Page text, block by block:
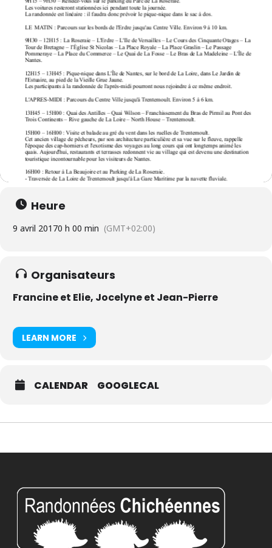
Heure
9 avril 20170 h 00 min (GMT+02:00)
Organisateurs
Francine et Elie, Jocelyne et Jean-Pierre
LEARN MORE
CALENDAR GOOGLECAL